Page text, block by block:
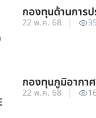
กองทุนด้านการ
22 พ.ค. 68
กองทุนภูมิอากา
22 พ.ค. 68